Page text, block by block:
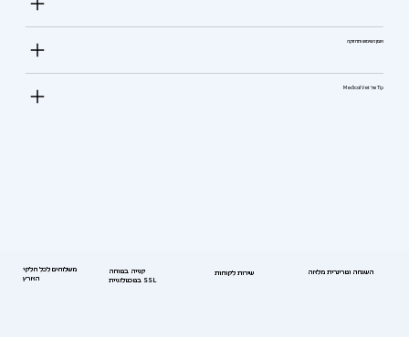
אופן השימוש ותחזוקה
Tip של Medical Vet
משלוחים לכל חלקי
הארץ
קנייה בטוחה
בטכנולוגיית SSL
שירות לקוחות השגחה וטרינרית מלאה